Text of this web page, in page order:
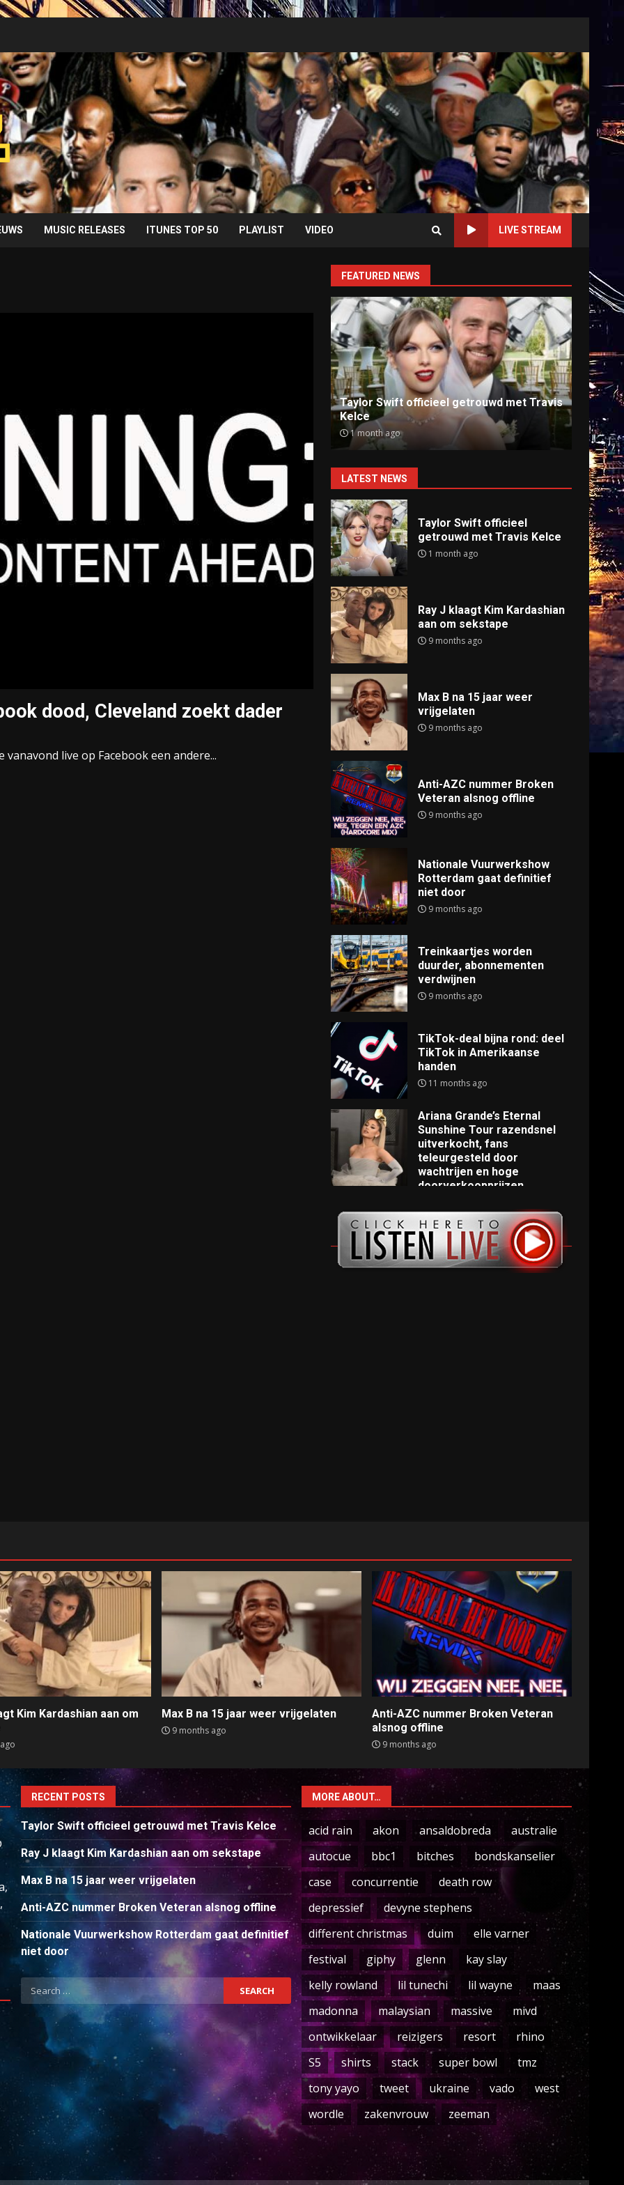
MUSIC RELEASES ITUNES TOP 50 PLAYLIST VIDEO LIVE STREAM
dood, Cleveland zoekt dader
live op Facebook een andere...
FEATURED NEWS
Kelce
Ray J klaagt Kim Kardashian aan om
sekstape
9 months ago
Anti-
9
LATEST NEWS
Taylor Swift officieel
getrouwd met Travis Kelce
1 month ago
Ray J klaagt Kim Kardashian
aan om sekstape
9 months ago
Max B na 15 jaar weer
vrijgelaten
9 months ago
Anti-AZC nummer Broken
Veteran alsnog offline
9 months ago
Nationale Vuurwerkshow
Rotterdam gaat definitief
niet door
9 months ago
Treinkaartjes worden
duurder, abonnementen
verdwijnen
9 months ago
TikTok-deal bijna rond: deel
TikTok in Amerikaanse
handen
11 months ago
Ariana Grande’s Eternal
Sunshine Tour razendsnel
uitverkocht, fans
teleurgesteld door
wachtrijen en hoge
doorverkoopprijzen
Kim Kardashian aan om
Max B na 15 jaar weer vrijgelaten
9 months ago
Anti-AZC nummer Broken Veteran
alsnog offline
9 months ago
RECENT POSTS
Taylor Swift officieel getrouwd met Travis Kelce
Ray J klaagt Kim Kardashian aan om sekstape
Max B na 15 jaar weer vrijgelaten
Anti-AZC nummer Broken Veteran alsnog offline
Nationale Vuurwerkshow Rotterdam gaat definitief
niet door
Search
for:
MORE ABOUT…
acid rain akon ansaldobreda
australie
autocue
bbc1 bitches
bondskanselier
case
concurrentie
death row
depressief
devyne stephens
different christmas
duim
elle varner
festival
giphy glenn
kay slay
kelly rowland
lil tunechi lil wayne
maas
madonna
malaysian massive
mivd
ontwikkelaar
reizigers resort
rhino
S5
shirts stack super bowl
tmz
tony yayo
tweet ukraine vado
west
wordle
zakenvrouw zeeman